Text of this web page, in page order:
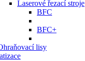
Laserové řezací stroje
BFC
BFC+
lisy